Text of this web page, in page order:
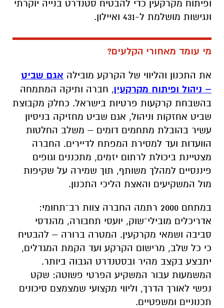
ופיתוח מקרקעין כדי להבטיח סטנדרט בנייה יוקרתי
ונגישות מושלמת ל-431 ואיילון.
מי עומד מאחורי הקלעים?
את התכנון והליווי של הקרקע מובילה אגם שביט
– ניהול ופיתוח מקרקעין, חברה ותיקה המתמחה
בהשבחת קרקעות פרטיות בישראל. כחלק מקבוצת
שביט אחזקות וניהול, אגם שביט מחזיקה בניסיון
עשיר בהובלת מתחמים דומים – משלב החלטות
הוועדות ועד למסירת המפתח לדיירים. החברה
מצטיינת ביכולת לרתום יזמים, מתכננים וגופים
פיננסיים למהלך משותף, תוך שמירה על שקיפות
מול המשקיעים והאצת הליכי התכנון.
במתחם 2000 רתמה החברה צוות רב־תחומי:
אדריכלים מובילי־שוק, יועסי תחבורה, מהנדסי
סביבה ושמאי מקרקעין. המטרה ברורה – להבטיח
כי כל שלב, מרישום הקרקע ועד הקמת המגדלים,
יתבצע בקצב מהיר ובסטנדרט הגבוה ביותר.
המשמעות עבור המשקיע הפרטי פשוטה: שקט
נפשי לאורך הדרך, וליווי מקצועי שמצמצם סיכונים
תכנוניים ומשפטיים.